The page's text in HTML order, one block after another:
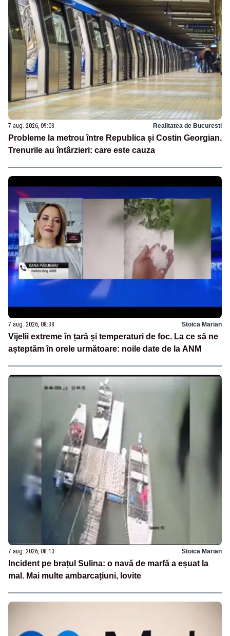
7 aug. 2026, 09:03 Realitatea de Bucuresti
Probleme la metrou între Republica și Costin Georgian.
Trenurile au întârzieri: care este cauza
7 aug. 2026, 08:38 Stoica Marian
Vijelii extreme în țară și temperaturi de foc. La ce să ne
așteptăm în orele următoare: noile date de la ANM
7 aug. 2026, 08:13 Stoica Marian
Incident pe brațul Sulina: o navă de marfă a eșuat la
mal. Mai multe ambarcațiuni, lovite